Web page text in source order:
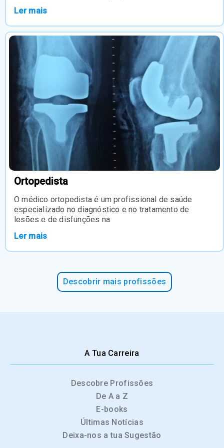
Ler mais
Ortopedista
O médico ortopedista é um profissional de saúde
especializado no diagnóstico e no tratamento de
lesões e de disfunções na
Ler mais
Descobrir mais profissões
A Tua Carreira
Descobre Profissões
De A a Z
E-books
Últimas Notícias
Deixa-nos a tua Sugestão